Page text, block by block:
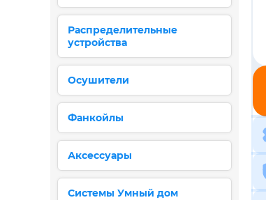
Распределительные
устройства
Осушители
Фанкойлы
Аксессуары
Системы Умный дом